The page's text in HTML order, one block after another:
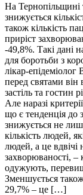
На Тернопільщині
знижується
також кількість
приріст
-49,8%. Такі дані
для боротьби з
лікар-
перед святами
застіль та гостин
Але наразі
що є тенденція до
знижується не
кількість людей,
людей, а це
захворюваності, –
одужують,
Зменшується
29,7% – це […]